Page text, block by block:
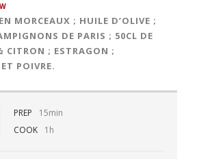
MORCEAUX ; HUILE D’OLIVE ;
DE PARIS ; 50CL DE
CITRON ; ESTRAGON ;
POIVRE.
PREP
15min
COOK
1h